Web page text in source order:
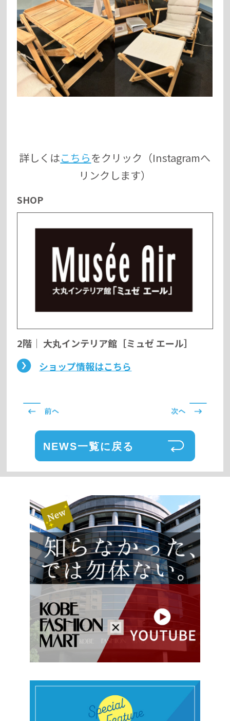
詳しくはこちらをクリック（Instagramへ
リンクします）
SHOP
2階 ｜ 大丸インテリア館［ミュゼ エール］
ショップ情報はこちら
NEWS一覧に戻る